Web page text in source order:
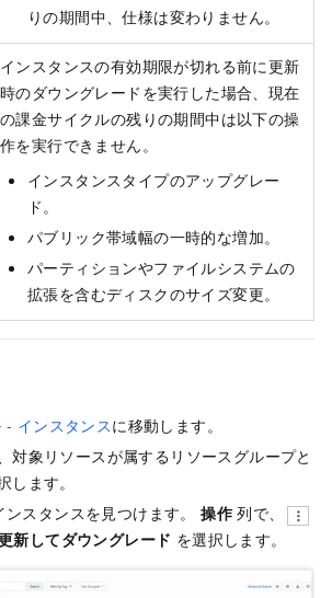
りの期間中、仕様は変わりません。
インスタンスの有効期限が切れる前に更新
時のダウングレードを実行した場合、現在
の課金サイクルの残りの期間中は以下の操
作を実行できません。
インスタンスタイプのアップグレー
ド。
パブリック帯域幅の一時的な増加。
パーティションやファイルシステムの
拡張を含むディスクのサイズ変更。
- インスタンスに移動します。
対象リソースが属するリソースグループと
します。
ンスタンスを見つけます。操作 列で、
新してダウングレード を選択します。